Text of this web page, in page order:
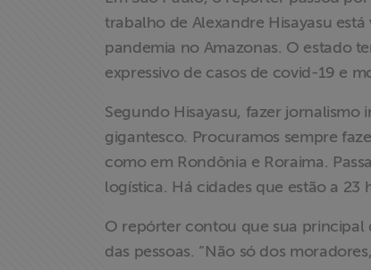
Homenageados
trabalho de Alexandre Hisayasu
pandemia no Amazonas. O estado
expressivo de casos de covid-19 e
Segundo Hisayasu, fazer jornalismo
gigantesco. Procuramos sempre
como em Rondônia e Roraima.
logística. Há cidades que estão a 23
O repórter contou que sua principal
das pessoas. “Não só dos